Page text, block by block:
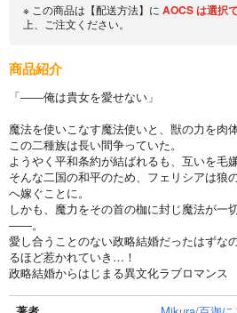
※ この商品は【配送方法】に AOCSは選択
上、ご注文ください。
商品紹介
「――俺は貴女を愛せない」
魔法を使いこなす魔法使いと、獣の力を肉
この二種族は長い間争っていた。
ようやく平和条約が結ばれるも、互いを毛
そんな二国の和平のため、フェリシアは狼
へ嫁ぐことに。
しかも、魔力をその首の枷に封じ魔法が一
――。
愛し合うことのない政略結婚だったはずな
るほど惹かれていき…！
政略結婚からはじまる異文化ラブロマンス